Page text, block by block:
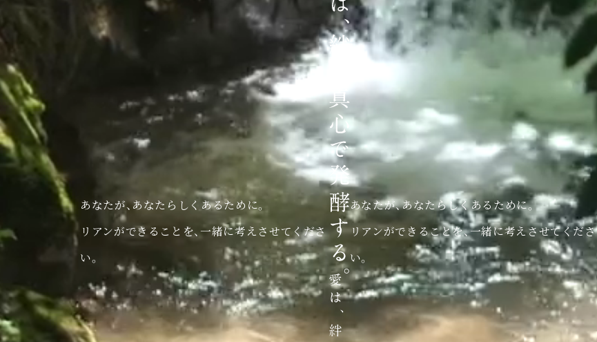
あなたが、あなたらしくあるために。
リアンができることを、一緒に考えさせてくださ
い。
あなたが、あなたらしくあるために。
リアンができることを、一緒に考えさせてくださ
い。